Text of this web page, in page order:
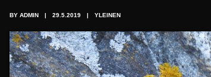
BY ADMIN | 29.5.2019 | YLEINEN